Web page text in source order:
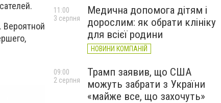
Вероятной
Медична допомога дітям і
дорослим: як обрати клініку
для всієї родини
НОВИНИ КОМПАНІЙ
11:00
3 серпня
Трамп заявив, що США
можуть забрати з України
«майже все, що захочуть»
09:00
2 серпня